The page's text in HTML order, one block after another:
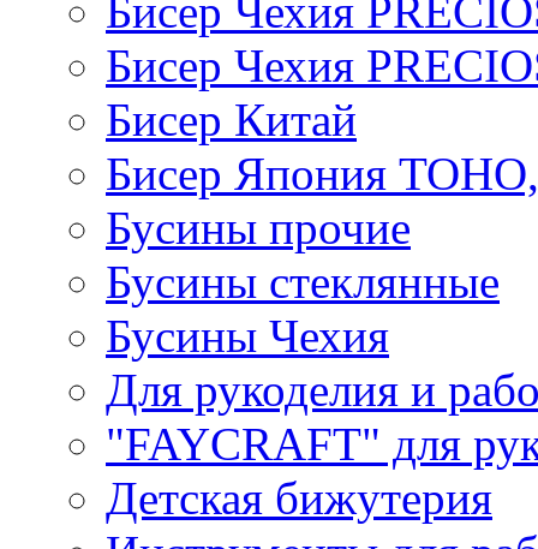
Бисер Чехия
Бисер Чехия
Бисер Китай
Бисер Япония
Бусины прочие
Бусины стеклянные
Бусины Чехия
Для рукоделия и
"FAYCRAFT" для
Детская бижутерия